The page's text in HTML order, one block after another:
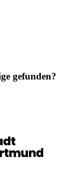
gefunden?